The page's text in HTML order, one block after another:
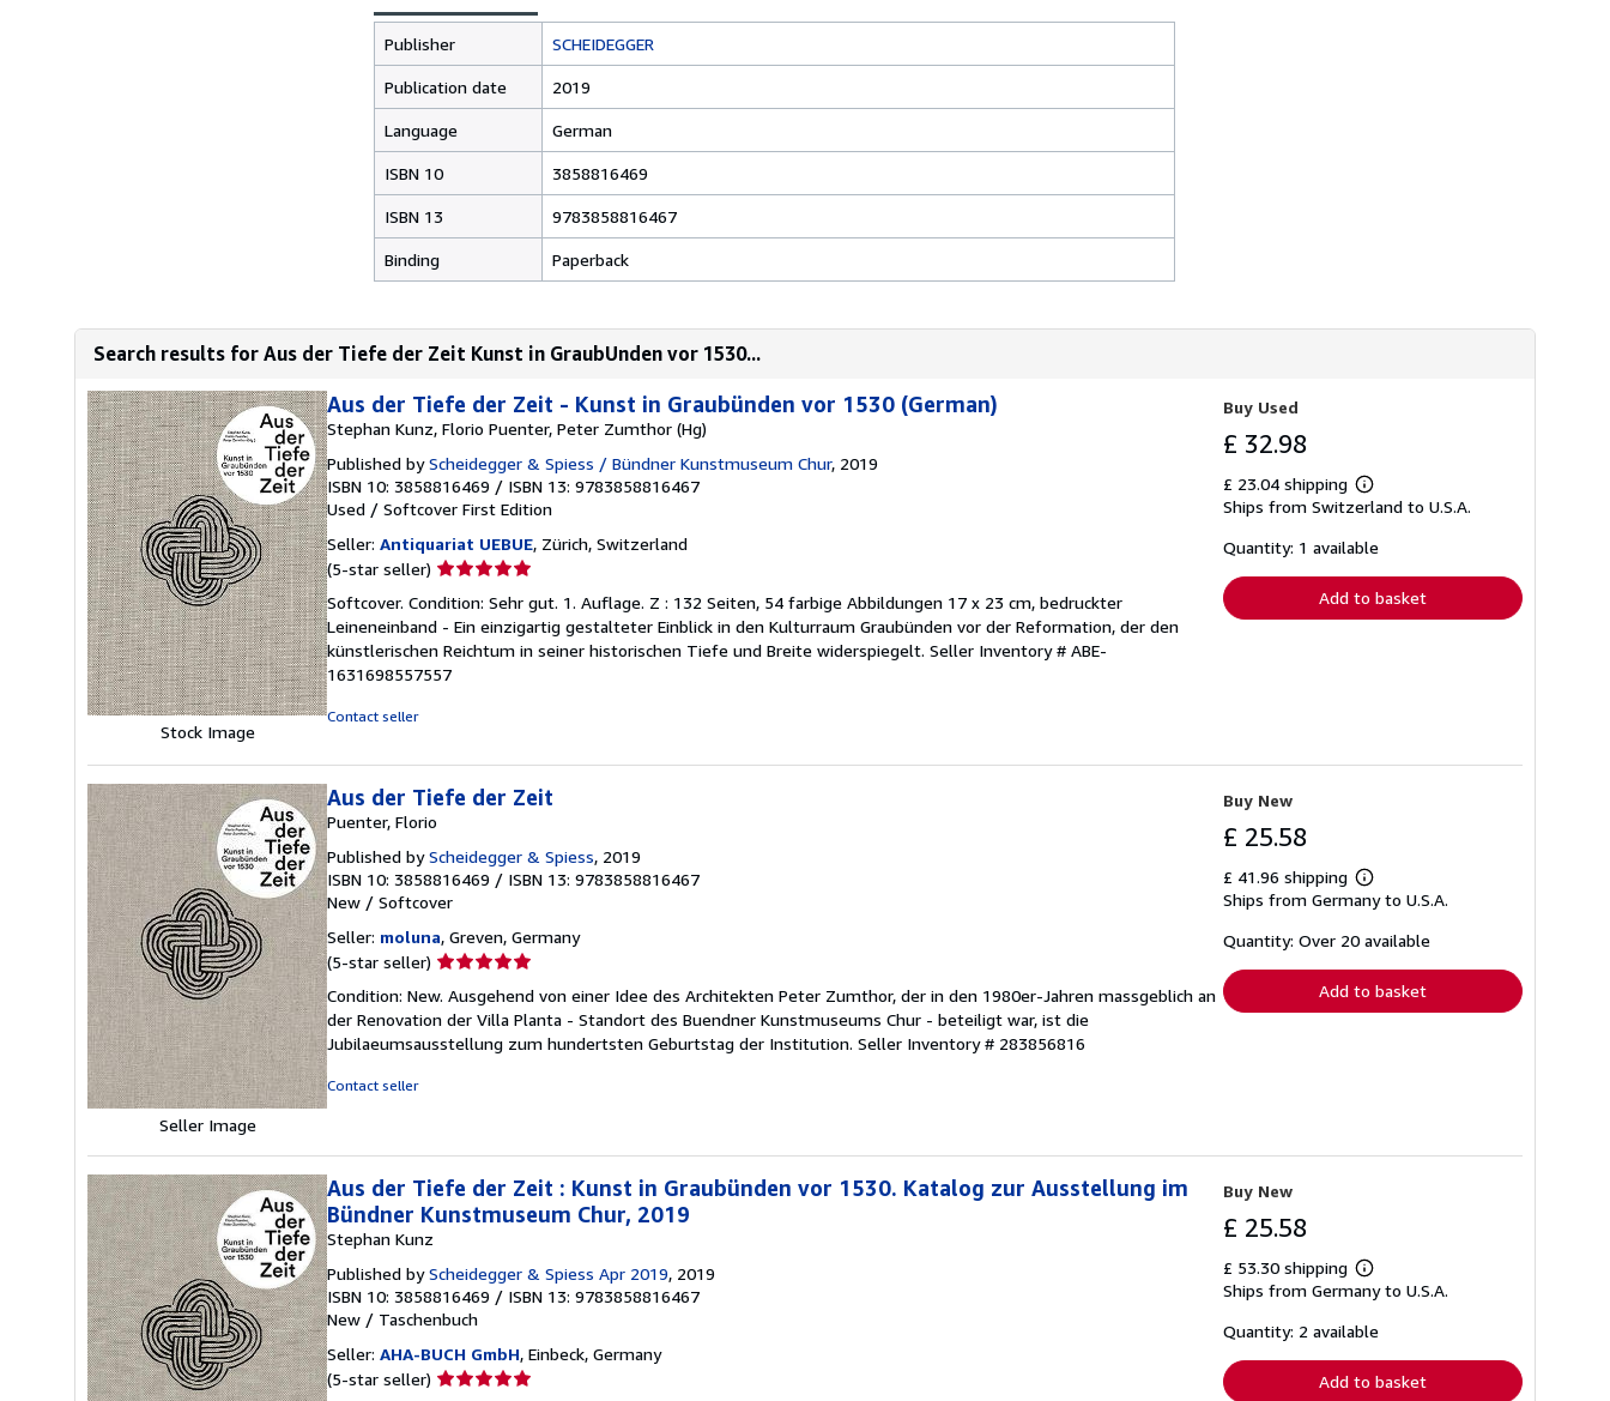
Publisher SCHEIDEGGER
Publication date 2019
Language German
ISBN 10 3858816469
ISBN 13 9783858816467
Binding Paperback
e
Search results for Aus der Tiefe der Zeit Kunst in GraubUnden vor 1530...
Stock Image
Aus der Tiefe der Zeit - Kunst in Graubünden vor 1530 (German)
Stephan Kunz, Florio Puenter, Peter Zumthor (Hg)
Published byScheidegger & Spiess / Bündner Kunstmuseum Chur, 2019
ISBN 10: 3858816469 / ISBN 13: 9783858816467
Used / Softcover First Edition
Seller: Antiquariat UEBUE, Zürich, Switzerland
(5-star seller) Seller
5
out
of
5
Softcover. Condition: Sehr gut. 1. Auflage. Z : 132 Seiten, 54 farbige Abbildungen 17 x 23 cm, bedruckter
Leineneinband - Ein einzigartig gestalteter Einblick in den Kulturraum Graubünden vor der Reformation, der den
künstlerischen Reichtum in seiner historischen Tiefe und Breite widerspiegelt. Seller Inventory # ABE-
1631698557557
Contact seller
Buy Used
£ 32.98
£ 23.04 shipping
Learn
more
shipping
Ships from Switzerland to U.S.A.
Quantity: 1 available
Add to basket
Seller Image
Aus der Tiefe der Zeit
Puenter, Florio
Published byScheidegger & Spiess, 2019
ISBN 10: 3858816469 / ISBN 13: 9783858816467
New / Softcover
Seller: moluna, Greven, Germany
(5-star seller) Seller
5
out
of
Condition: New. Ausgehend von einer Idee des Architekten Peter Zumthor, der in den 1980er-Jahren massgeblich an
der Renovation der Villa Planta - Standort des Buendner Kunstmuseums Chur - beteiligt war, ist die
Jubilaeumsausstellung zum hundertsten Geburtstag der Institution. Seller Inventory # 283856816
Contact seller
Buy New
£ 25.58
£ 41.96 shipping
Learn
more
shipping
Ships from Germany to U.S.A.
Quantity: Over 20 available
Add to basket
Aus der Tiefe der Zeit : Kunst in Graubünden vor 1530. Katalog zur Ausstellung im
Bündner Kunstmuseum Chur, 2019
Stephan Kunz
Published byScheidegger & Spiess Apr 2019, 2019
ISBN 10: 3858816469 / ISBN 13: 9783858816467
New / Taschenbuch
Seller: AHA-BUCH GmbH, Einbeck, Germany
(5-star seller) Seller
Buy New
£ 25.58
£ 53.30 shipping
Learn
more
shipping
Ships from Germany to U.S.A.
Quantity: 2 available
Add to basket